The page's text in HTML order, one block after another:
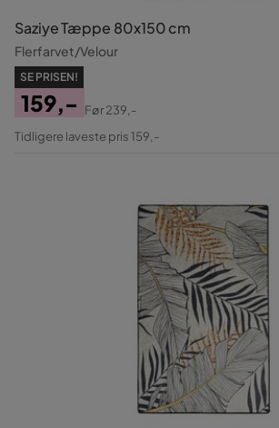
Saziye Tæppe 80x150 cm
Flerfarvet/Velour
SE PRISEN!
Pris
159,-
Original
Før239,-
Tidligere laveste pris 159,-